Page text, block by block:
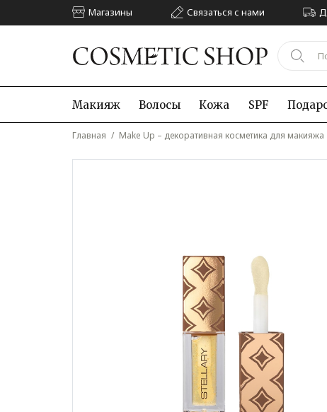
Магазины Связаться с нами
Макияж Волосы Кожа SPF
Главная / Make Up – декоративная косметика для макияжа